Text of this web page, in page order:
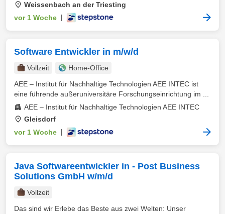
Weissenbach an der Triesting
vor 1 Woche
Software Entwickler in m/w/d
Vollzeit
Home-Office
AEE – Institut für Nachhaltige Technologien AEE INTEC ist
eine führende außeruniversitäre Forschungseinrichtung im ...
AEE – Institut für Nachhaltige Technologien AEE INTEC
Gleisdorf
vor 1 Woche
Java Softwareentwickler in - Post Business
Solutions GmbH w/m/d
Vollzeit
Das sind wir Erlebe das Beste aus zwei Welten: Unser